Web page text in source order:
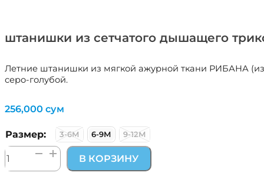
штанишки из сетчатого дышащего
Летние штанишки из мягкой ажурной ткани РИБАНА (из
серо-голубой.
256,000 сум
Размер: 3-6М 6-9М 9-12М
Количество
товара
В КОРЗИНУ